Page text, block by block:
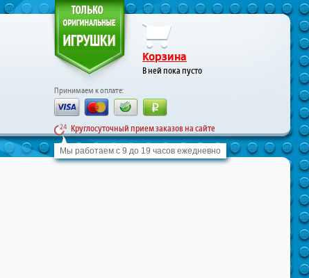
Корзина
В ней пока пусто
Принимаем к оплате:
Круглосуточный прием заказов на сайте
Мы работаем с 9 до 19 часов ежедневно